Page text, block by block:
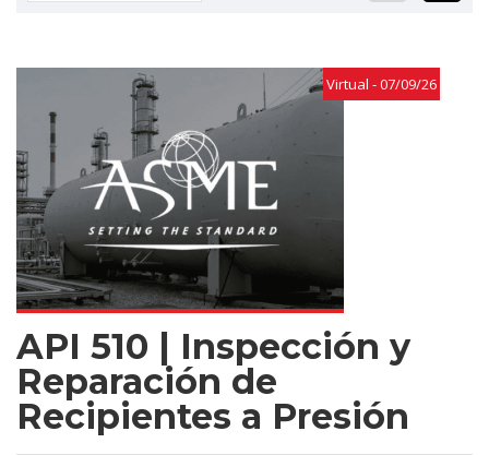
Virtual - 07/09/26
API 510 | Inspección y
Reparación de
Recipientes a Presión